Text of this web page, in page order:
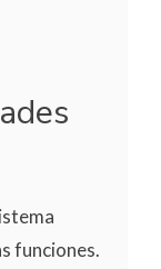
funciones.